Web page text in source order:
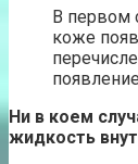
В первом
коже
Ни в коем
жидкость